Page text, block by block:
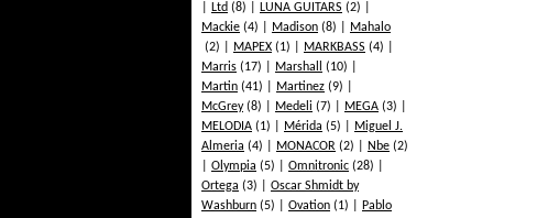
Ltd (8) LUNA GUITARS (2)
Mackie (4) Madison (8)
Mahalo
(2)
MAPEX (1) MARKBASS (4)
Marris (17) Marshall
(10)
Martin (41) Martinez (9)
McGrey(8) Medeli (7) MEGA (3)
MELODIA (1) Mérida (5)
Miguel J.
Almeria (4) MONACOR (2) Nbe (2)
Olympia (5) Omnitronic (28)
Ortega (3)
Oscar Shmidt by
Washburn (5) Ovation (1)
Pablo